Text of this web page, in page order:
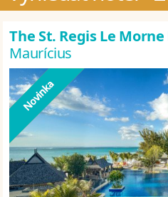
The St. Regis Le
Maurícius